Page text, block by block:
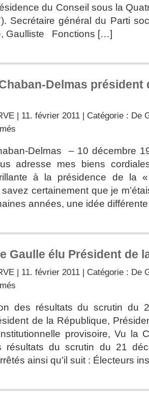
« de
Gaulle »
du Conseil sous la
Secrétaire général du Parti
Gaulliste Fonctions […]
Delmas président
| 11. février 2011 | Catégorie : De
Chaban-
Delmas
de
l’Assemblée
Delmas – 10 décembre
adresse mes biens
à la présidence de la
certainement que je
années, une idée
Gaulle élu Président de
| 11. février 2011 | Catégorie : De
de
Gaulle
Président
de
la
République
des résultats du scrutin du
de la République,
provisoire, Vu la
du scrutin du 21
ainsi qu’il suit : Électeurs